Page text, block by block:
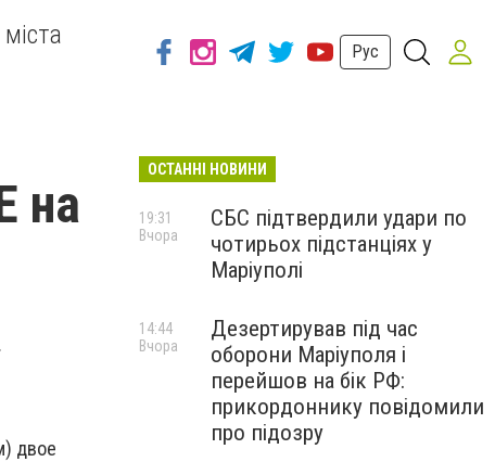
Рус
на
двое
ОСТАННІ НОВИНИ
СБС підтвердили удари по
чотирьох підстанціях у
Маріуполі
19:31
Вчора
Дезертирував під час
оборони Маріуполя і
перейшов на бік РФ:
прикордоннику повідомили
про підозру
14:44
Вчора